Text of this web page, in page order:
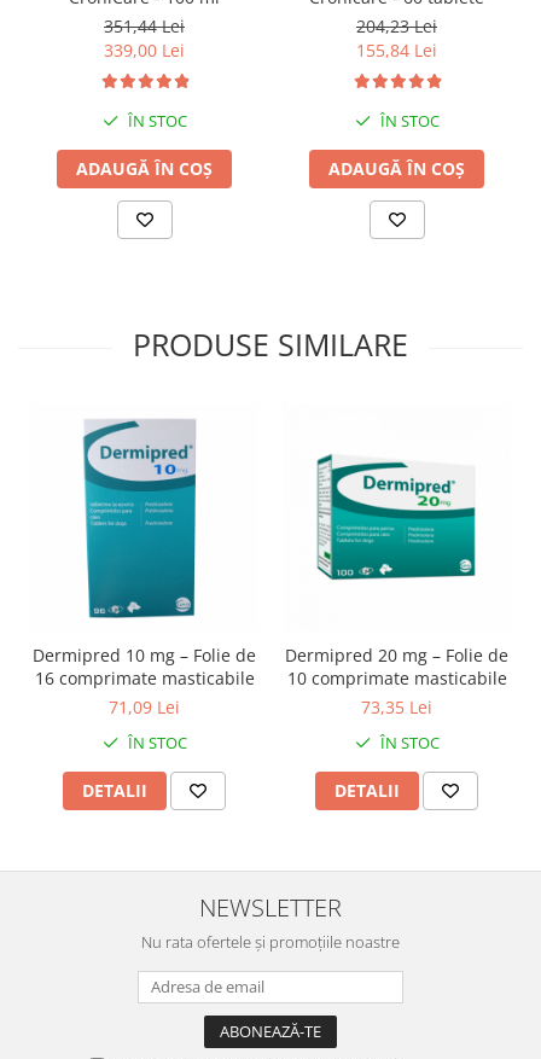
351,44 Lei
339,00 Lei
ÎN STOC
ADAUGĂ ÎN COȘ
204,23 Lei
155,84 Lei
ÎN STOC
ADAUGĂ ÎN COȘ
PRODUSE SIMILARE
Dermipred 10 mg – Folie de
16 comprimate masticabile
71,09 Lei
ÎN STOC
DETALII
Dermipred 20 mg – Folie de
10 comprimate masticabile
73,35 Lei
ÎN STOC
DETALII
NEWSLETTER
Nu rata ofertele și promoțiile noastre